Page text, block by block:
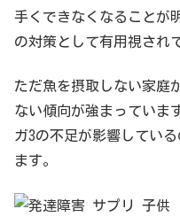
手くできなくなることが
の対策として有用視され
ただ魚を摂取しない家庭
ない傾向が強まっていま
ガ3の不足が影響してい
ます。